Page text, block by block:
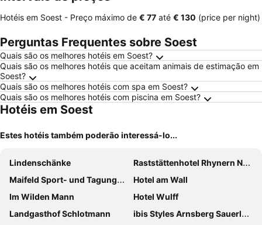
Hotéis em Soest - Preço máximo de ‎€ 77 até ‎€ 130 (price per night)
Perguntas Frequentes sobre Soest
Quais são os melhores hotéis em Soest?
Quais são os melhores hotéis que aceitam animais de estimação em
Soest?
Quais são os melhores hotéis com spa em Soest?
Quais são os melhores hotéis com piscina em Soest?
Hotéis em Soest
Estes hotéis também poderão interessá-lo...
Lindenschänke
Raststättenhotel Rhynern Nord
Maifeld Sport- und Tagungshotel
Hotel am Wall
Im Wilden Mann
Hotel Wulff
Landgasthof Schlotmann
ibis Styles Arnsberg Sauerland